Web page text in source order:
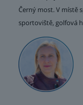
Černý most. V místě
sportoviště, golfová